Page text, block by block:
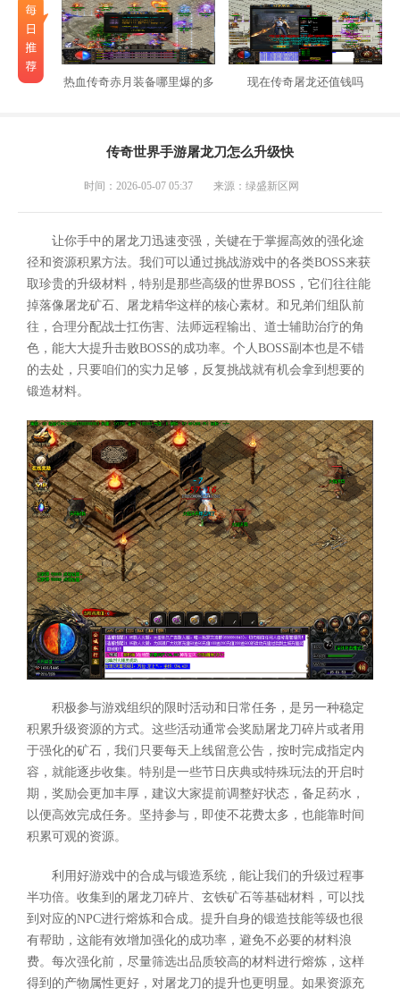
热血传奇赤月装备哪里爆的多 现在传奇屠龙还值钱吗
传奇世界手游屠龙刀怎么升级快
时间：2026-05-07 05:37 来源：绿盛新区网
让你手中的屠龙刀迅速变强，关键在于掌握高效的强化途
径和资源积累方法。我们可以通过挑战游戏中的各类BOSS来获
取珍贵的升级材料，特别是那些高级的世界BOSS，它们往往能
掉落像屠龙矿石、屠龙精华这样的核心素材。和兄弟们组队前
往，合理分配战士扛伤害、法师远程输出、道士辅助治疗的角
色，能大大提升击败BOSS的成功率。个人BOSS副本也是不错
的去处，只要咱们的实力足够，反复挑战就有机会拿到想要的
锻造材料。
积极参与游戏组织的限时活动和日常任务，是另一种稳定
积累升级资源的方式。这些活动通常会奖励屠龙刀碎片或者用
于强化的矿石，我们只要每天上线留意公告，按时完成指定内
容，就能逐步收集。特别是一些节日庆典或特殊玩法的开启时
期，奖励会更加丰厚，建议大家提前调整好状态，备足药水，
以便高效完成任务。坚持参与，即使不花费太多，也能靠时间
积累可观的资源。
利用好游戏中的合成与锻造系统，能让我们的升级过程事
半功倍。收集到的屠龙刀碎片、玄铁矿石等基础材料，可以找
到对应的NPC进行熔炼和合成。提升自身的锻造技能等级也很
有帮助，这能有效增加强化的成功率，避免不必要的材料浪
费。每次强化前，尽量筛选出品质较高的材料进行熔炼，这样
得到的产物属性更好，对屠龙刀的提升也更明显。如果资源充